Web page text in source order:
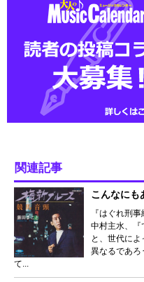
関連記事
こんなにも
『はぐれ刑
中村主水、『
と、世代に
異なるであろ
て...